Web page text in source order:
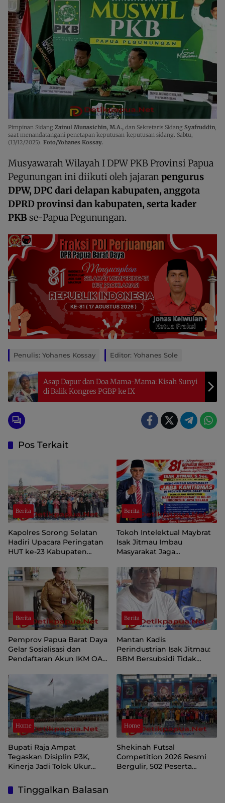
Pimpinan Sidang Zainul Munasichin, M.A., dan Sekretaris Sidang Syafruddin,
saat menandatangani penetapan keputusan-keputusan sidang. Sabtu,
(13/12/2025). Foto/Yohanes Kossay.
Musyawarah Wilayah I DPW PKB Provinsi Papua
Pegunungan ini diikuti oleh jajaranpengurus
DPW, DPC dari delapan kabupaten, anggota
DPRD provinsi dan kabupaten, serta kader
PKB se-Papua Pegunungan.
Penulis: Yohanes Kossay Editor: Yohanes Sole
Asap Dapur dan Doa Mama-Mama: Kisah Sunyi
di Balik Kongres PGBP ke IX
Pos Terkait
Berita
Kapolres Sorong Selatan
Hadiri Upacara Peringatan
HUT ke-23 Kabupaten
Berita
Tokoh Intelektual Maybrat
Isak Jitmau Imbau
Masyarakat Jaga
81 Kemerdekaan RI
Berita
Pemprov Papua Barat Daya
Gelar Sosialisasi dan
Pendaftaran Akun IKM OAP
Berita
Mantan Kadis
Perindustrian Isak Jitmau:
BBM Bersubsidi Tidak
Distribusi Perlu Diperkuat
Home
Bupati Raja Ampat
Tegaskan Disiplin P3K,
Kinerja Jadi Tolok Ukur
Home
Shekinah Futsal
Competition 2026 Resmi
Bergulir, 502 Peserta
Tinggalkan Balasan